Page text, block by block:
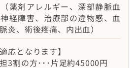
薬剤アレルギー、深部静脈血
経障害、治療部の違物感、血
炎、術後疼痛、内出血）
応となります】
3割の方･･･片足約45000円